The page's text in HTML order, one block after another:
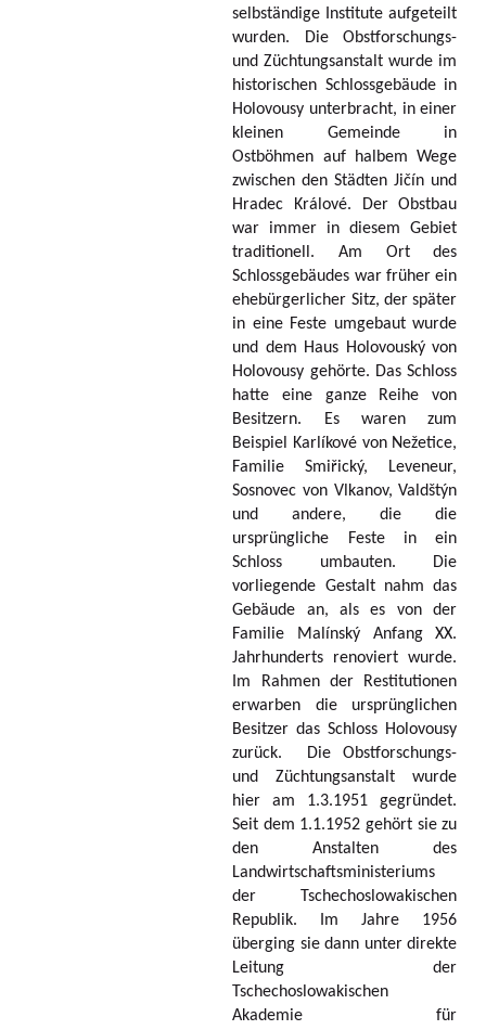
selbständige Institute aufgeteilt
wurden. Die Obstforschungs-
und Züchtungsanstalt wurde im
historischen Schlossgebäude in
Holovousy unterbracht, in einer
kleinen Gemeinde in
Ostböhmen auf halbem Wege
zwischen den Städten Jičín und
Hradec Králové. Der Obstbau
war immer in diesem Gebiet
traditionell. Am Ort des
Schlossgebäudes war früher ein
ehebürgerlicher Sitz, der später
in eine Feste umgebaut wurde
und dem Haus Holovouský von
Holovousy gehörte. Das Schloss
hatte eine ganze Reihe von
Besitzern. Es waren zum
Beispiel Karlíkové von Nežetice,
Familie Smiřický, Leveneur,
Sosnovec von Vlkanov, Valdštýn
und andere, die die
ursprüngliche Feste in ein
Schloss umbauten. Die
vorliegende Gestalt nahm das
Gebäude an, als es von der
Familie Malínský Anfang XX.
Jahrhunderts renoviert wurde.
Im Rahmen der Restitutionen
erwarben die ursprünglichen
Besitzer das Schloss Holovousy
zurück. Die Obstforschungs-
und Züchtungsanstalt wurde
hier am 1.3.1951 gegründet.
Seit dem 1.1.1952 gehört sie zu
den Anstalten des
Landwirtschaftsministeriums
der Tschechoslowakischen
Republik. Im Jahre 1956
überging sie dann unter direkte
Leitung der
Tschechoslowakischen
Akademie für